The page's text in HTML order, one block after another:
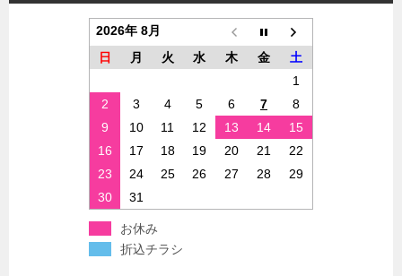
2026年 8月
日
月 火 水 木 金
土
1
2
3 4 5 6 7
8
9
10 11 12 13 14
15
16
17 18 19 20 21
22
23
24 25 26 27 28
29
30
31
お休み
折込チラシ